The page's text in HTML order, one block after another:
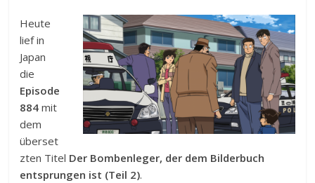
Heute
lief in
Japan
die
Episode
884mit
dem
überset
zten Titel Der Bombenleger, der dem Bilderbuch
entsprungen ist (Teil 2).